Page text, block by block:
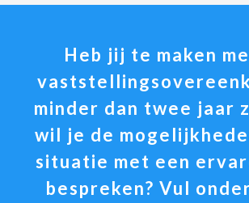
Heb jij te maken
minder dan twee jaar
wil je de
situatie met een
bespreken? Vul